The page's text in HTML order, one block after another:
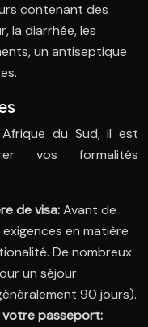
contenant des
la diarrhée, les
un antiseptique
du Sud, il est
vos formalités
de visa:Avant de
en matière
De nombreux
un séjour
90 jours).
votre passeport: